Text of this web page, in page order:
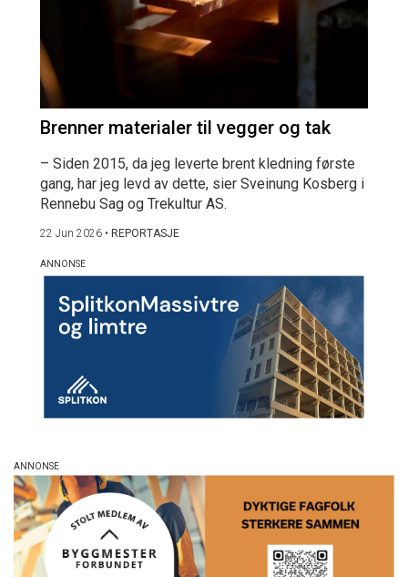
Brenner materialer til vegger og tak
– Siden 2015, da jeg leverte brent kledning første
gang, har jeg levd av dette, sier Sveinung Kosberg i
Rennebu Sag og Trekultur AS.
22 Jun 2026 • REPORTASJE